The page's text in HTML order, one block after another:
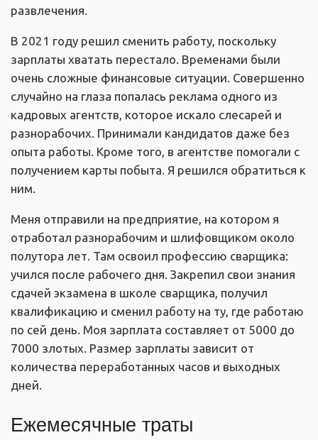
развлечения.
В 2021 году решил сменить работу, поскольку
зарплаты хватать перестало. Временами были
очень сложные финансовые ситуации. Совершенно
случайно на глаза попалась реклама одного из
кадровых агентств, которое искало слесарей и
разнорабочих. Принимали кандидатов даже без
опыта работы. Кроме того, в агентстве помогали с
получением карты побыта. Я решился обратиться к
ним.
Меня отправили на предприятие, на котором я
отработал разнорабочим и шлифовщиком около
полутора лет. Там освоил профессию сварщика:
учился после рабочего дня. Закрепил свои знания
сдачей экзамена в школе сварщика, получил
квалификацию и сменил работу на ту, где работаю
по сей день. Моя зарплата составляет от 5000 до
7000 злотых. Размер зарплаты зависит от
количества переработанных часов и выходных
дней.
Ежемесячные траты